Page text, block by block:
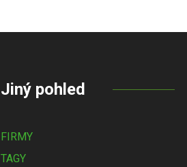
Jiný pohled
FIRMY
TAGY